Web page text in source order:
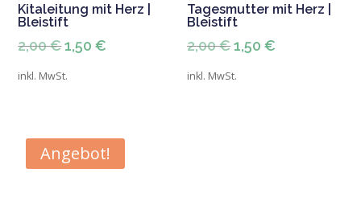
Kitaleitung mit Herz |
Bleistift
2,00€Ursprünglicher
1,50€
inkl. MwSt.
Tagesmutter mit Herz |
Bleistift
2,00€Ursprünglicher
1,50€
inkl. MwSt.
Angebot!